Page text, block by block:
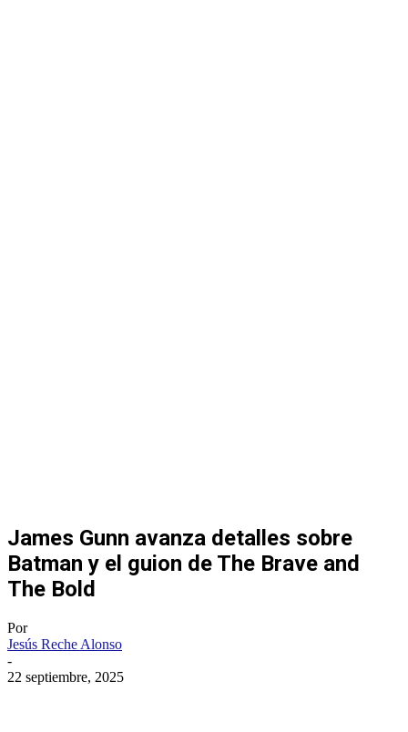
James Gunn avanza detalles sobre
Batman y el guion de The Brave and
The Bold
Por
Jesús Reche Alonso
-
22 septiembre, 2025